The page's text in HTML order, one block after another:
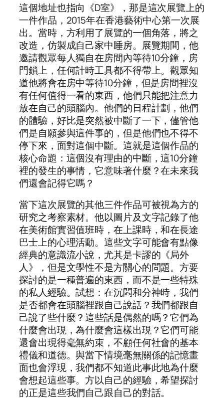
這個地址也指向《D室》，那是這次展覽上的
一件作品，2015年在香港藝術中心第一次展
出。當時，方利用了展覽的一個角落，將之
改造，仿製成自己家中睡房。展覽期間，他
邀請觀眾每人獨自在房間內等待10分鐘，房
門鎖上，任何計時工具都不得帶上。觀眾知
道他將會在房中等待10分鐘，但是房間裡沒
有任何值得一看的東西，他們只能把注意力
放在自己的頭腦內。他們的日程計劃，他們
的體驗，好比是突然被中斷了一下，儘管他
們是自願參與這件事的，但是他們也不得不
停下來，面對這個中斷。這就是這個作品的
核心命題：這個沒有理由的中斷，這10分鐘
裡的發生的事情，它意味著什麼？在未來我
們還會記得它嗎？
當下這次展覽的其他三件作品可被視為方的
研究之考察素材。他以圖片及文字記錄了他
在美術館實習值班時，在上課時，和在長途
巴士上的心理活動。這些文字可能會有點像
經典的意識流小說，尤其是卡謬的《局外
人》，但是文學性不是方關心的問題。方要
探討的是一種普遍的東西，而不是一些特殊
的私人經驗。試想：在沉悶和分神時，我們
是否都會在頭腦裡跟自己說話？我們都跟自
己說了些什麼？這些話是偶然的嗎？它們為
什麼會出現，為什麼會這樣出現？它們可能
還會出現得毫無約束，不顧任何社會的基本
禮儀和道德。與當下情境毫無關係的記憶畫
面也會浮現，我們都不知道此事此地為什麼
會想起這些事。方以自己的經驗，希望探討
的正是這些我們自己跟自己的對話。